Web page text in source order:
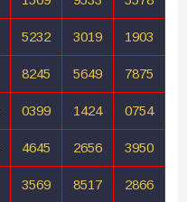
5232 3019 1903
8245 5649 7875
0399 1424 0754
4645 2656 3950
3569 8517 2866